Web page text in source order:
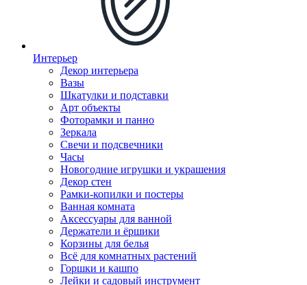
Интерьер
Декор интерьера
Вазы
Шкатулки и подставки
Арт объекты
Фоторамки и панно
Зеркала
Свечи и подсвечники
Часы
Новогодние игрушки и украшения
Декор стен
Рамки-копилки и постеры
Ванная комната
Аксессуары для ванной
Держатели и ёршики
Корзины для белья
Всё для комнатных растений
Горшки и кашпо
Лейки и садовый инструмент